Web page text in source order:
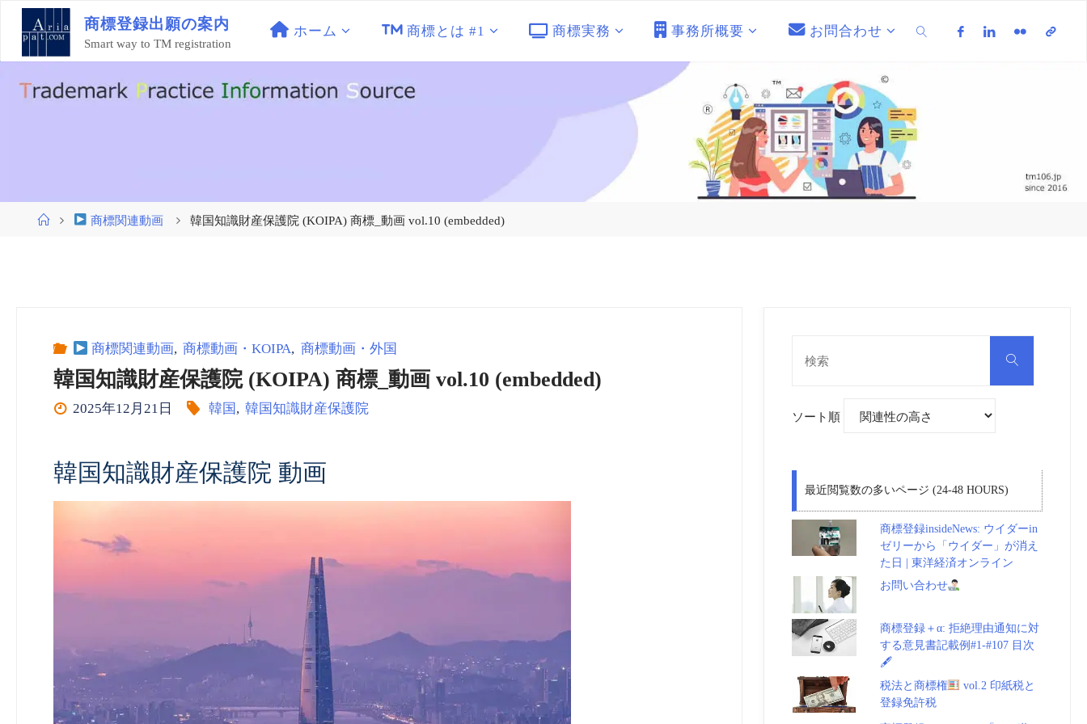
ン
商標登録出願の案内
Smart way to TM registration
ホーム 商標とは #1 商標実務 事務所概要 お問合わせ
ホ
商標関連動画 韓国知識財産保護院 (KOIPA) 商標_動画 vol.10 (embedded)
商標関連動画, 商標動画・KOIPA, 商標動画・外国
韓国知識財産保護院 (KOIPA) 商標_動画 vol.10 (embedded)
2025年12月21日 韓国 , 韓国知識財産保護院
韓国知識財産保護院 動画
検
ソート順
最近閲覧数の多いページ (24-48 HOURS)
商標登録insideNews: ウイダーin
ゼリーから「ウイダー」が消え
た日 | 東洋経済オンライン
お問い合わせ
商標登録＋α: 拒絶理由通知に対
する意見書記載例#1-#107 目次
🖋
税法と商標権
vol.2 印紙税と
登録免許税